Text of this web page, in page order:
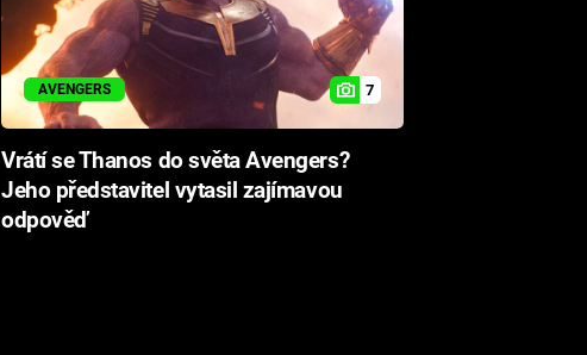
AVENGERS 7
Vrátí se Thanos do světa Avengers?
Jeho představitel vytasil zajímavou
odpověď